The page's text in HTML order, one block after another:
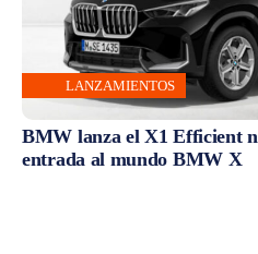
LANZAMIENTOS
BMW lanza el X1 Efficient
entrada al mundo BMW X